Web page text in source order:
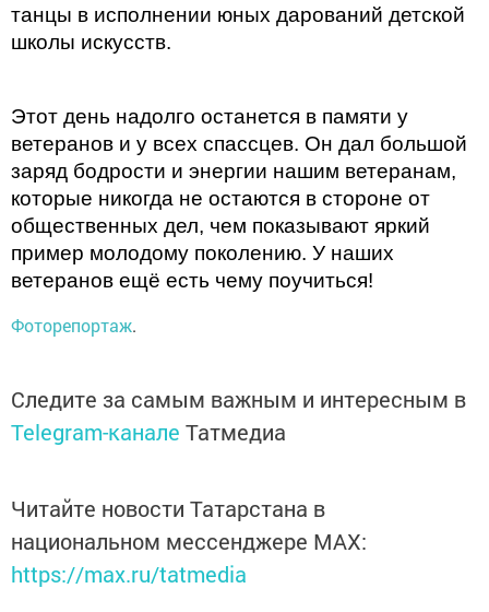
танцы в исполнении юных дарований детской
школы искусств.
Этот день надолго останется в памяти у
ветеранов и у всех спассцев. Он дал большой
заряд бодрости и энергии нашим ветеранам,
которые никогда не остаются в стороне от
общественных дел, чем показывают яркий
пример молодому поколению. У наших
ветеранов ещё есть чему поучиться!
Фоторепортаж.
Следите за самым важным и интересным в
Telegram-канале Татмедиа
Читайте новости Татарстана в
национальном мессенджере MАХ:
https://max.ru/tatmedia